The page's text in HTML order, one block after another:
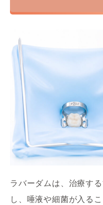
ラバーダムは、治療す
し、唾液や細菌が入る